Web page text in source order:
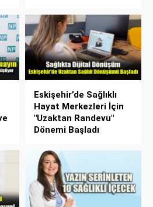
Eskişehir’de Sağlıklı
Hayat Merkezleri İçin
"Uzaktan Randevu"
Dönemi Başladı